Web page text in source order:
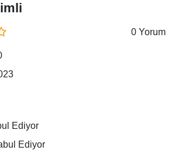
0 Yorum
Ediyor
Ediyor